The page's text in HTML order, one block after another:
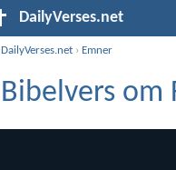
DailyVerses.net
DailyVerses.net › Emner
Bibelvers om